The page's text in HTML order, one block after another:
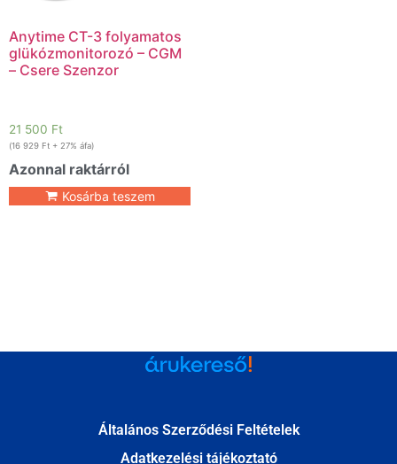
Anytime CT-3 folyamatos
glükózmonitorozó – CGM
– Csere Szenzor
21 500 Ft
(16 929 Ft + 27% áfa)
Azonnal raktárról
Kosárba teszem
Általános Szerződési Feltételek
Adatkezelési tájékoztató